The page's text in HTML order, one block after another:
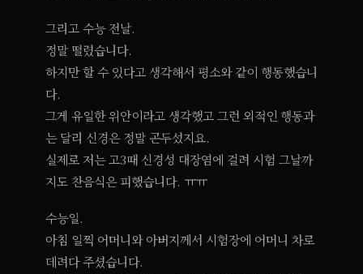
그리고 수능 전날.
정말 떨렸습니다.
하지만 할 수 있다고 생각해서 평소와 같이 행동했습니
다.
그게 유일한 위안이라고 생각했고 그런 외적인 행동과
는 달리 신경은 정말 곤두섰지요.
실제로 저는 고3때 신경성 대장염에 걸려 시험 그날까
지도 찬음식은 피했습니다. ㅠㅠ
수능일.
아침 일찍 어머니와 아버지께서 시험장에 어머니 차로
데려다 주셨습니다.